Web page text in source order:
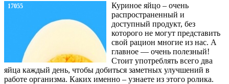
17055
Куриное яйцо – очень
распространенный и
доступный продукт, без
которого не могут представить
свой рацион многие из нас. А
главное — очень полезный!
Стоит употреблять всего два
яйца каждый день, чтобы добиться заметных улучшений в
работе организма. Каких именно – узнаете из этого ролика.